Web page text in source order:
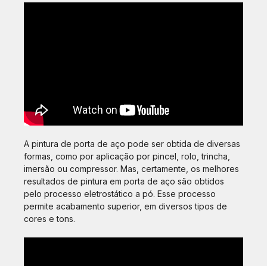
A pintura de porta de aço pode ser obtida de diversas
formas, como por aplicação por pincel, rolo, trincha,
imersão ou compressor. Mas, certamente, os melhores
resultados de pintura em porta de aço são obtidos
pelo processo eletrostático a pó. Esse processo
permite acabamento superior, em diversos tipos de
cores e tons.